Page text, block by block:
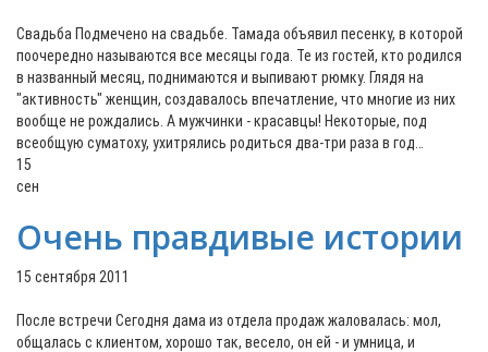
Свадьба Подмечено на свадьбе. Тамада объявил песенку, в которой
поочередно называются все месяцы года. Те из гостей, кто родился
в названный месяц, поднимаются и выпивают рюмку. Глядя на
"активность" женщин, создавалось впечатление, что многие из них
вообще не рождались. А мужчинки - красавцы! Некоторые, под
всеобщую суматоху, ухитрялись родиться два-три раза в год…
15
сен
Очень правдивые истории
15 сентября 2011
После встречи Сегодня дама из отдела продаж жаловалась: мол,
общалась с клиентом, хорошо так, весело, он ей - и умница, и